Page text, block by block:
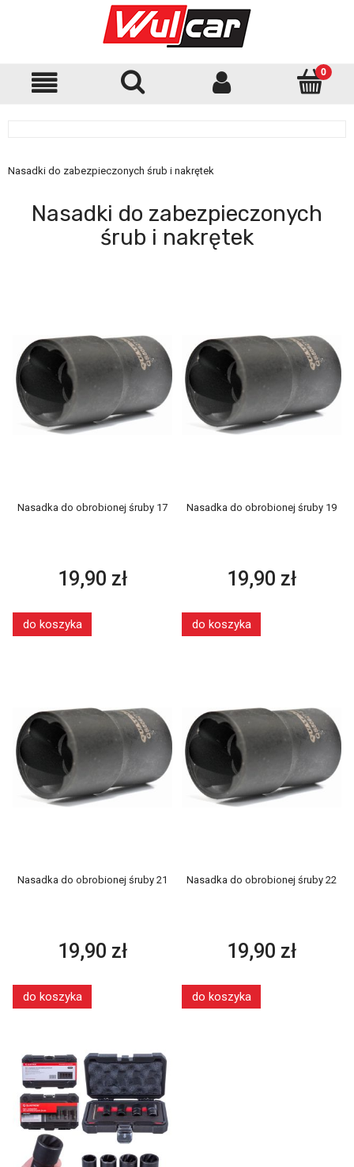
Nasadki do zabezpieczonych śrub i nakrętek
Nasadki do zabezpieczonych
śrub i nakrętek
Nasadka do obrobionej śruby 17
19,90 zł
do koszyka
Nasadka do obrobionej śruby 19
19,90 zł
do koszyka
Nasadka do obrobionej śruby 21
19,90 zł
do koszyka
Nasadka do obrobionej śruby 22
19,90 zł
do koszyka